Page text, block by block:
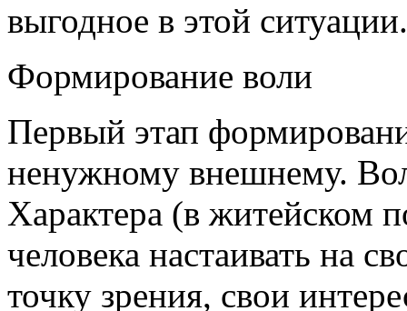
выгодное в этой ситуации.
Формирование воли
Первый этап
ненужному внешнему.
Характера (в житейском
человека настаивать на
точку зрения, свои